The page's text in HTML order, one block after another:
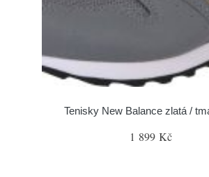
Tenisky New Balance zlatá /
1 899 Kč